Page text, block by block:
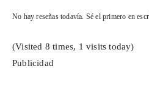
No hay reseñas todavía. Sé el primero en
(Visited 8 times, 1 visits today)
Publicidad